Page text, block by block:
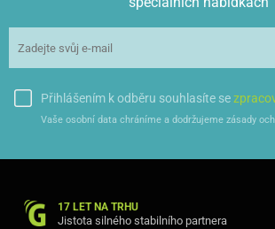
LENOVO-M 3120
LENOVO-M 3220
LENOVO-M 7020
LENOVO-M 7120
LENOVO-M 7130
Přihlášením k odběru souhlasíte se
Vaše osobní data chráníme a dodržujeme zásady
17 LET NA TRHU
Jistota silného stabilního partnera